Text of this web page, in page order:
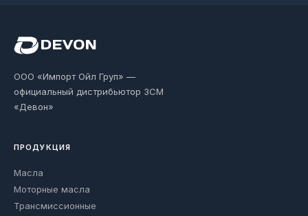
ООО «Импорт Ойл Груп» —
официальный дистрибьютор ЗСМ
«Девон»
ПРОДУКЦИЯ
Масла
Моторные масла
Трансмиссионные